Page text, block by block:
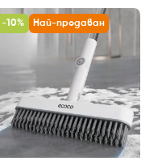
-10% Най-продаван